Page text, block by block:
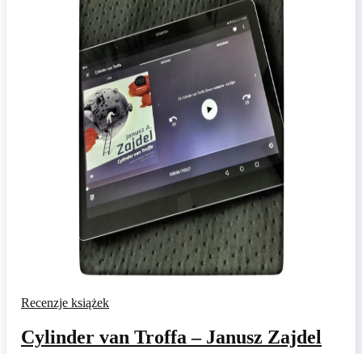
Recenzje książek
Cylinder van Troffa – Janusz Zajdel